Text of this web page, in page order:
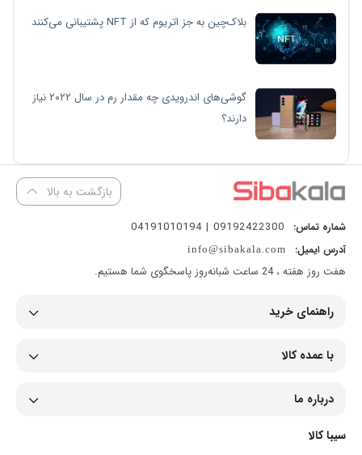
بلاک‌چین به جز اتریوم که از NFT پشتیبانی می‌کنند
گوشی‌های اندرویدی چه مقدار رم در سال ۲۰۲۲ نیاز
دارند؟
بازگشت به بالا
شماره تماس: 09192422300 | 04191010194
آدرس ایمیل: info@sibakala.com
هفت روز هفته ، 24 ساعت شبانه‌روز پاسخگوی شما هستیم.
راهنمای خرید
با عمده کالا
درباره ما
سیبا کالا